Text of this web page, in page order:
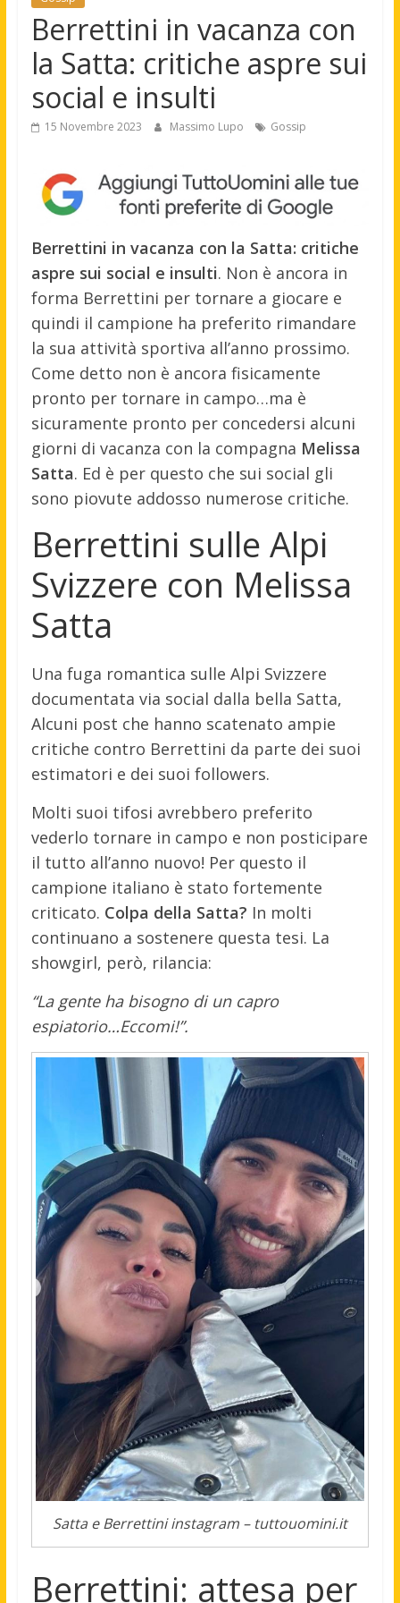
Berrettini in vacanza con
la Satta: critiche aspre sui
social e insulti
15 Novembre 2023 Massimo Lupo Gossip
Berrettini in vacanza con la Satta: critiche
aspre sui social e insulti. Non è ancora in
forma Berrettini per tornare a giocare e
quindi il campione ha preferito rimandare
la sua attività sportiva all’anno prossimo.
Come detto non è ancora fisicamente
pronto per tornare in campo…ma è
sicuramente pronto per concedersi alcuni
giorni di vacanza con la compagna Melissa
Satta. Ed è per questo che sui social gli
sono piovute addosso numerose critiche.
Berrettini sulle Alpi
Svizzere con Melissa
Satta
Una fuga romantica sulle Alpi Svizzere
documentata via social dalla bella Satta,
Alcuni post che hanno scatenato ampie
critiche contro Berrettini da parte dei suoi
estimatori e dei suoi followers.
Molti suoi tifosi avrebbero preferito
vederlo tornare in campo e non posticipare
il tutto all’anno nuovo! Per questo il
campione italiano è stato fortemente
criticato. Colpa della Satta? In molti
continuano a sostenere questa tesi. La
showgirl, però, rilancia:
“La gente ha bisogno di un capro
espiatorio…Eccomi!”.
Satta e Berrettini instagram – tuttouomini.it
Berrettini: attesa per